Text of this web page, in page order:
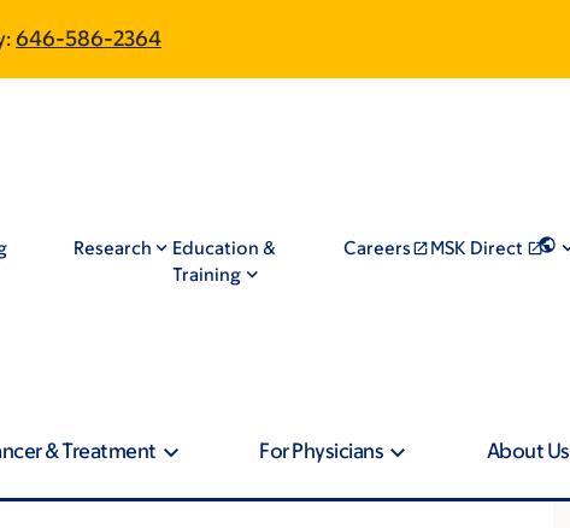
646-586-2364
Research
Education &
Training
Careers MSK Direct
& Treatment For Physicians About Us